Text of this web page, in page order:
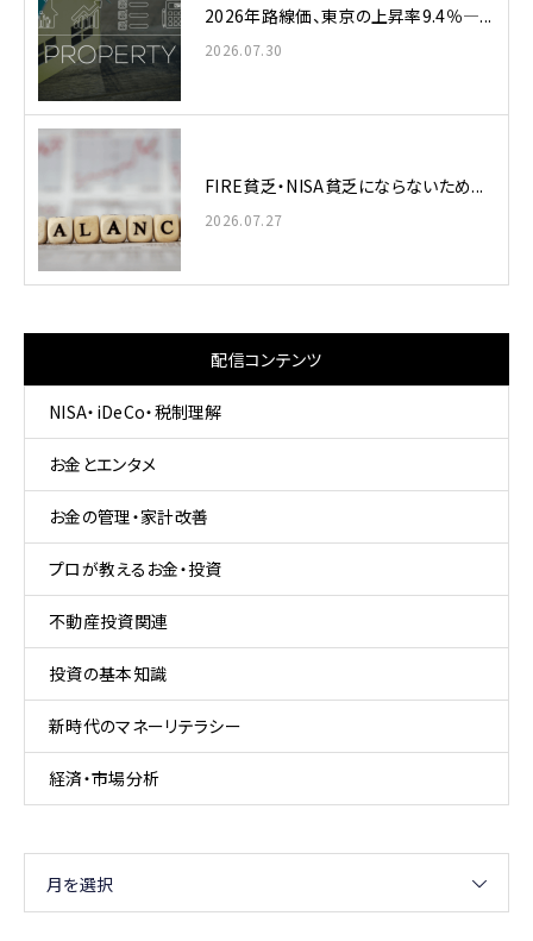
2026年路線価、東京の上昇率9.4％—...
2026.07.30
FIRE貧乏・NISA貧乏にならないため...
2026.07.27
配信コンテンツ
NISA・iDeCo・税制理解
お金とエンタメ
お金の管理・家計改善
プロが教えるお金・投資
不動産投資関連
投資の基本知識
新時代のマネーリテラシー
経済・市場分析
月を選択